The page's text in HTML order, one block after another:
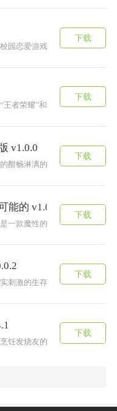
园恋爱游戏，体验一段美好
下载
王者荣耀”和“吃鸡”两大热门
下载
v1.0.0
酣畅淋漓的街头对决和斗牛
下载
能的 v1.0.4
一款魔性的解谜游戏，在乘
下载
刺激的生存战斗游戏，这个
下载
饪发烧友的热度再创新高！
下载